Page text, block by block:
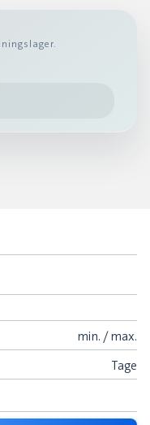
min. /max.
Tage